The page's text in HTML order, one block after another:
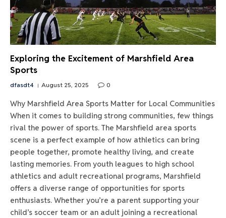
Exploring the Excitement of Marshfield Area
Sports
dfasdt4 August 25, 2025 0
Why Marshfield Area Sports Matter for Local Communities
When it comes to building strong communities, few things
rival the power of sports. The Marshfield area sports
scene is a perfect example of how athletics can bring
people together, promote healthy living, and create
lasting memories. From youth leagues to high school
athletics and adult recreational programs, Marshfield
offers a diverse range of opportunities for sports
enthusiasts. Whether you’re a parent supporting your
child’s soccer team or an adult joining a recreational